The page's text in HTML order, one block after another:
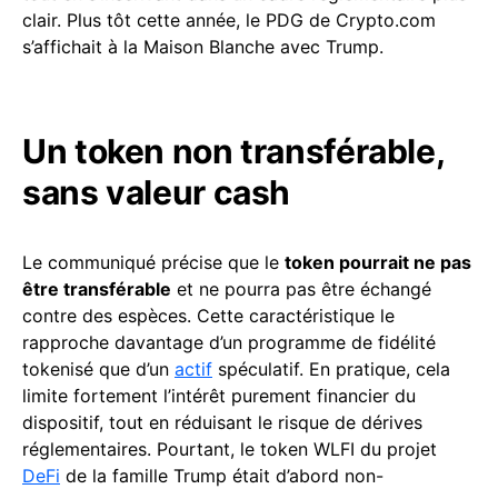
clair. Plus tôt cette année, le PDG de Crypto.com
s’affichait à la Maison Blanche avec Trump.
Un token non transférable,
sans valeur cash
Le communiqué précise que le token pourrait ne pas
être transférable et ne pourra pas être échangé
contre des espèces. Cette caractéristique le
rapproche davantage d’un programme de fidélité
tokenisé que d’un actif spéculatif. En pratique, cela
limite fortement l’intérêt purement financier du
dispositif, tout en réduisant le risque de dérives
réglementaires. Pourtant, le token WLFI du projet
DeFi de la famille Trump était d’abord non-